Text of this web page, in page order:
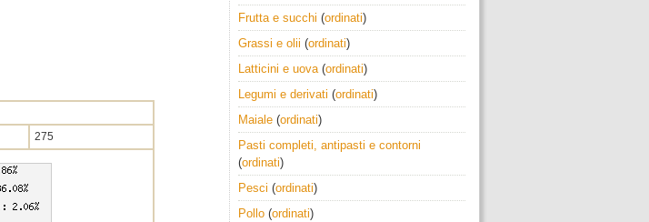
275
Frutta e succhi (ordinati)
Grassi e olii (ordinati)
Latticini e uova(ordinati)
Legumi e derivati (ordinati)
Maiale (ordinati)
Pasti completi, antipasti e contorni
(ordinati)
Pesci (ordinati)
Pollo (ordinati)